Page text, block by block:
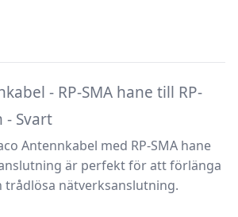
- RP-SMA hane till RP-
- Svart
Antennkabel med RP-SMA hane
är perfekt för att förlänga
trådlösa nätverksanslutning.